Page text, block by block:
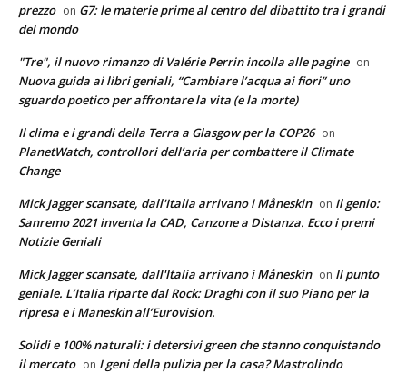
prezzo on G7: le materie prime al centro del dibattito tra i grandi
del mondo
"Tre", il nuovo rimanzo di Valérie Perrin incolla alle pagine on
Nuova guida ai libri geniali, “Cambiare l’acqua ai fiori” uno
sguardo poetico per affrontare la vita (e la morte)
Il clima e i grandi della Terra a Glasgow per la COP26 on
PlanetWatch, controllori dell’aria per combattere il Climate
Change
Mick Jagger scansate, dall'Italia arrivano i Måneskin on Il genio:
Sanremo 2021 inventa la CAD, Canzone a Distanza. Ecco i premi
Notizie Geniali
Mick Jagger scansate, dall'Italia arrivano i Måneskin on Il punto
geniale. L’Italia riparte dal Rock: Draghi con il suo Piano per la
ripresa e i Maneskin all’Eurovision.
Solidi e 100% naturali: i detersivi green che stanno conquistando
il mercato on I geni della pulizia per la casa? Mastrolindo